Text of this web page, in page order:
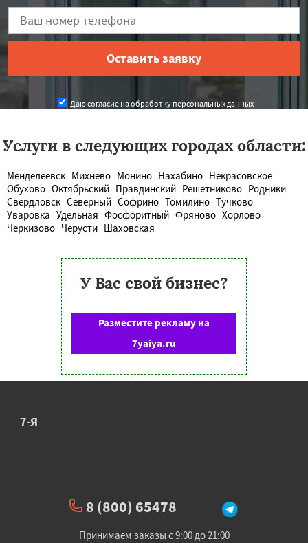
Даю согласие на обработку персональных данных
Услуги в следующих городах области:
Менделеевск Михнево Монино Нахабино Некрасовское
Обухово Октябрьский Правдинский Решетниково Родники
Свердловск Северный Софрино Томилино Тучково
Уваровка Удельная Фосфоритный Фряново Хорлово
Черкизово Черусти Шаховская
У Вас свой бизнес?
Разместите рекламу на
7yaiya.ru
7-Я
8 (800) 65478
Принимаем заказы с 9:00 до 21:00